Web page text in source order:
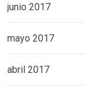
junio 2017
mayo 2017
abril 2017